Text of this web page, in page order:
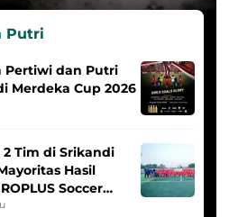
Putri
Pertiwi dan Putri
Merdeka Cup 2026
Tim di Srikandi
Hasil
Soccer